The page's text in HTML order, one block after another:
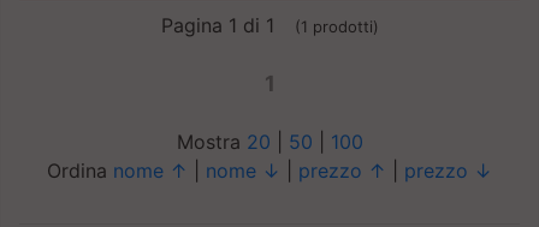
Pagina 1 di 1 (1 prodotti)
1
Mostra 20 50
100
Ordina nome ↑ nome ↓ prezzo ↑ prezzo ↓